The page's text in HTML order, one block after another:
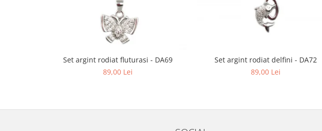
Set argint rodiat fluturasi - DA69
89,00 Lei
Set argint rodiat delfini - DA72
89,00 Lei